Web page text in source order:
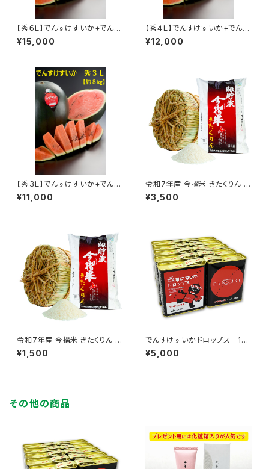
【秀６Ｌ】でんすけすいか+でんす
けすいかピュアゼリー３個
¥15,000
【秀４Ｌ】でんすけすいか+でんす
けすいかピュアゼリー３個
¥12,000
【秀３Ｌ】でんすけすいか+でんす
けすいかピュアゼリー３個
¥11,000
令和7年産 今摺米 きたくりん 5
kg 精米ＨＡＣＣＰ認定 新米 籾
貯蔵
¥3,500
令和7年産 今摺米 きたくりん 2
kg 精米ＨＡＣＣＰ認定 新米 籾
貯蔵
¥1,500
でんすけすいかドロップス 10
缶
¥5,000
その他の商品